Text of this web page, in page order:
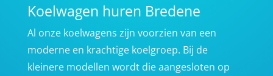
Koelwagen huren Bredene
Al onze koelwagens zijn voorzien van een
moderne en krachtige koelgroep. Bij de
kleinere modellen wordt die aangesloten op